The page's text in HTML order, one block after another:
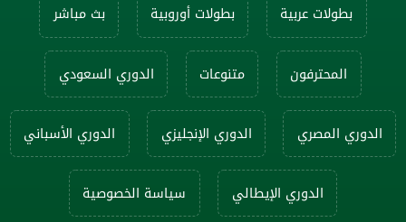
بطولات عربية بطولات أوروبية بث مباشر
المحترفون متنوعات الدوري السعودي
الدوري المصري الدوري الإنجليزي الدوري الأسباني
الدوري الإيطالي سياسة الخصوصية